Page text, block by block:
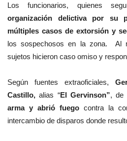
Los funcionarios, quienes
organización delictiva por su
múltiples casos de extorsión y
los sospechosos en la zona. Al
sujetos hicieron caso omiso y
Según fuentes extraoficiales,
Castillo,alias “El Gervinson”, de
arma y abrió fuego contra la
intercambio de disparos donde